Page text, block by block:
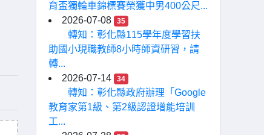
育盃獨輪車錦標賽榮獲中男400公尺...
2026-07-08
35
轉知：彰化縣115學年度學習扶
助國小現職教師8小時師資研習，請
轉...
2026-07-14
34
轉知：彰化縣政府辦理「Google
教育家第1級、第2級認證增能培訓
工...